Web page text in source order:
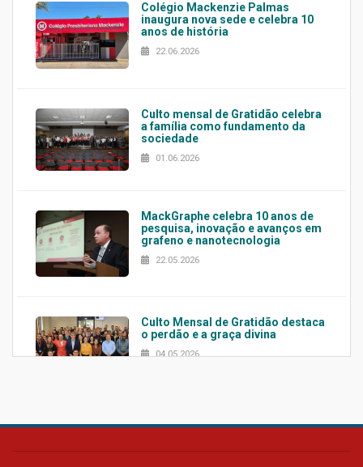
Colégio Mackenzie Palmas
inaugura nova sede e celebra 10
anos de história
22.06.2026
Culto mensal de Gratidão celebra
a família como fundamento da
sociedade
01.06.2026
MackGraphe celebra 10 anos de
pesquisa, inovação e avanços em
grafeno e nanotecnologia
22.05.2026
Culto Mensal de Gratidão destaca
o perdão e a graça divina
04.05.2026
Confira como foi o culto mensal